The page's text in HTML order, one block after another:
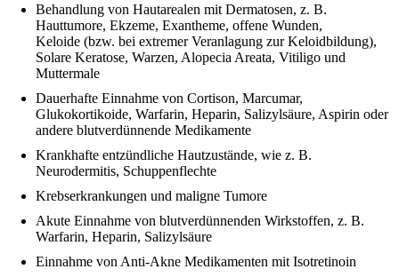
Behandlung von Hautarealen mit Dermatosen, z. B.
Hauttumore, Ekzeme, Exantheme, offene Wunden,
Keloide (bzw. bei extremer Veranlagung zur Keloidbildung),
Solare Keratose, Warzen, Alopecia Areata, Vitiligo und
Muttermale
Dauerhafte Einnahme von Cortison, Marcumar,
Glukokortikoide, Warfarin, Heparin, Salizylsäure, Aspirin oder
andere blutverdünnende Medikamente
Krankhafte entzündliche Hautzustände, wie z. B.
Neurodermitis, Schuppenflechte
Krebserkrankungen und maligne Tumore
Akute Einnahme von blutverdünnenden Wirkstoffen, z. B.
Warfarin, Heparin, Salizylsäure
Einnahme von Anti-Akne Medikamenten mit Isotretinoin